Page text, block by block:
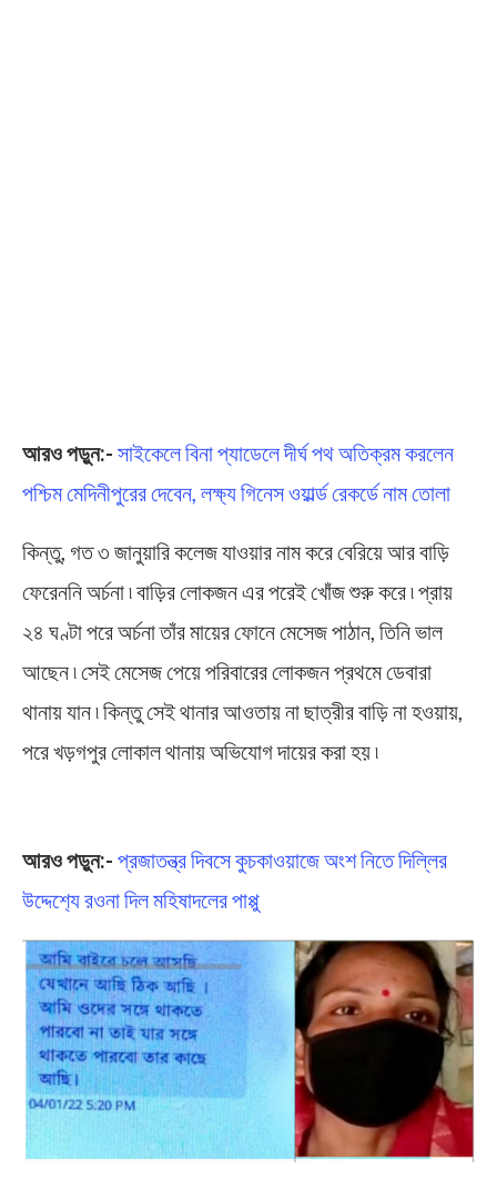
আরও পড়ুন:- সাইকেলে বিনা প্যাডেলে দীর্ঘ পথ অতিক্রম করলেন
পশ্চিম মেদিনীপুরের দেবেন, লক্ষ্য গিনেস ওয়ার্ল্ড রেকর্ডে নাম তোলা
কিন্তু, গত ৩ জানুয়ারি কলেজ যাওয়ার নাম করে বেরিয়ে আর বাড়ি
ফেরেননি অর্চনা ৷ বাড়ির লোকজন এর পরেই খোঁজ শুরু করে ৷ প্রায়
২৪ ঘণ্টা পরে অর্চনা তাঁর মায়ের ফোনে মেসেজ পাঠান, তিনি ভাল
আছেন ৷ সেই মেসেজ পেয়ে পরিবারের লোকজন প্রথমে ডেবারা
থানায় যান ৷ কিন্তু সেই থানার আওতায় না ছাত্রীর বাড়ি না হওয়ায়,
পরে খড়গপুর লোকাল থানায় অভিযোগ দায়ের করা হয় ৷
আরও পড়ুন:- প্রজাতন্ত্র দিবসে কুচকাওয়াজে অংশ নিতে দিল্লির
উদ্দেশ‍্যে রওনা দিল মহিষাদলের পাপ্পু